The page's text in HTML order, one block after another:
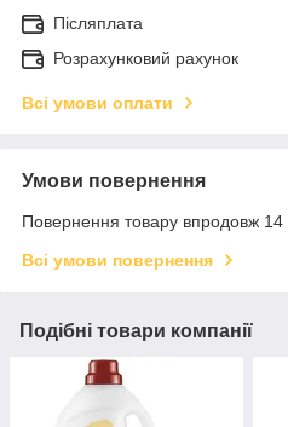
Післяплата
Розрахунковий рахунок
Всі умови оплати
Умови повернення
Повернення товару впродовж 14
Всі умови повернення
Подібні товари компанії